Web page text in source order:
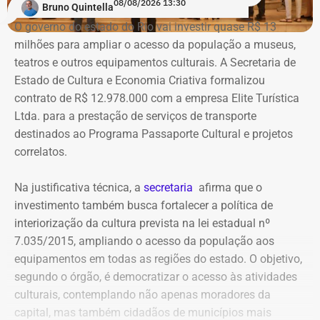
dispositivos utilizados, histórico de nomes,
administradores atuais e anteriores, contas vinculadas,
meios de recuperação, contas publicitárias e dados de
pagamento. Com isso, a Meta também seria obrigada a
elaborar uma tabela comparativa, indicando se os perfis
compartilham telefones, dispositivos, endereços de IP,
administradores, contas de anúncios, meios de
pagamento ou gerenciadores de negócios.
impulsionamentos e cita morte de
criança como exemplo de fake news
As 31 publicações relacionadas pela prefeitura tratam de
assuntos diversos. A lista inclui manchetes sobre prisões
na Assembleia Legislativa, supostos acordos políticos,
sucessão municipal, alterações no Fundo Municipal do
Bruno Quintella08/08/2026 13:30
O governo do estado do Rio vai investir quase R$ 13
milhões para ampliar o acesso da população a museus,
teatros e outros equipamentos culturais. A Secretaria de
Estado de Cultura e Economia Criativa formalizou
contrato de R$ 12.978.000 com a empresa Elite Turística
Ltda. para a prestação de serviços de transporte
destinados ao Programa Passaporte Cultural e projetos
correlatos.
Na justificativa técnica, a secretaria afirma que o
investimento também busca fortalecer a política de
interiorização da cultura prevista na lei estadual nº
7.035/2015, ampliando o acesso da população aos
equipamentos em todas as regiões do estado. O objetivo,
segundo o órgão, é democratizar o acesso às atividades
culturais, contemplando não apenas moradores da
capital, mas também cidadãos de municípios mais